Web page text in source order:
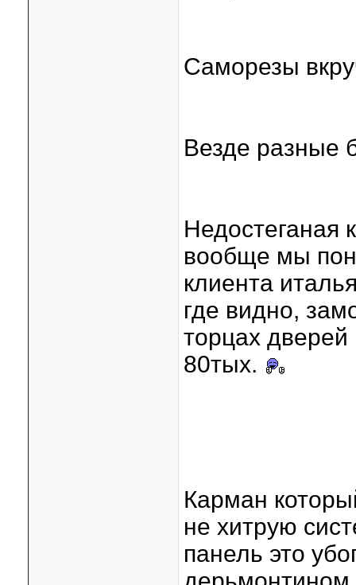
Саморезы
Везде разные
Недостеганая
вообще мы
клиента
где видно,
торцах
80тых.
Карман
не хитрую
панель это